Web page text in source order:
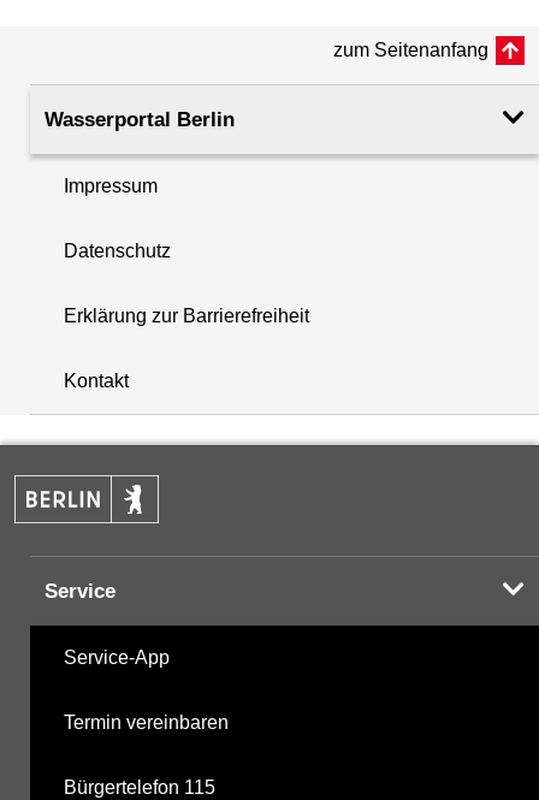
+
−
zum Seitenanfang
Wasserportal Berlin
Impressum
Datenschutz
Erklärung zur Barrierefreiheit
Kontakt
Service
Service-App
Termin vereinbaren
Bürgertelefon 115